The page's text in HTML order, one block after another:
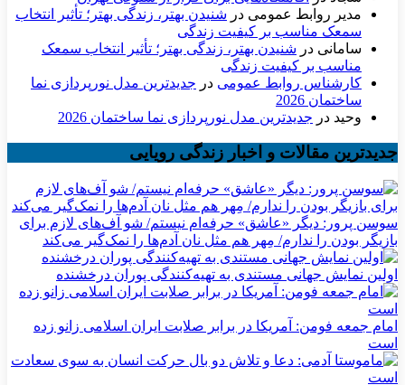
مدیر روابط عمومی در شنیدن بهتر، زندگی بهتر؛ تأثیر انتخاب
سمعک مناسب بر کیفیت زندگی
سامانی در شنیدن بهتر، زندگی بهتر؛ تأثیر انتخاب سمعک
مناسب بر کیفیت زندگی
کارشناس روابط عمومی در جدیدترین مدل نورپردازی نما
ساختمان 2026
وحید در جدیدترین مدل نورپردازی نما ساختمان 2026
جدیدترین مقالات و اخبار زندگی رویایی
سوسن پرور: دیگر «عاشق» حرفه‌ام نیستم/ شو آف‌های لازم برای
بازیگر بودن را ندارم/ مِهر هم مثل نان آدم‌ها را نمک‌گیر می‌کند
اولین نمایش جهانی مستندی به تهیه‌کنندگی پوران درخشنده
امام جمعه فومن: آمریکا در برابر صلابت ایران اسلامی زانو زده
است